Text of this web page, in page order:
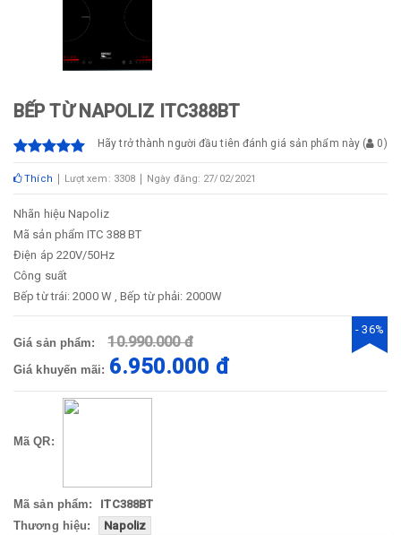
BẾP TỪ NAPOLIZ ITC388BT
Hãy trở thành người đầu tiên đánh giá sản phẩm này ( 0)
Thích Lượt xem: 3308 Ngày đăng: 27/02/2021
Nhãn hiệu Napoliz
Mã sản phẩm ITC 388 BT
Điện áp 220V/50Hz
Công suất
Bếp từ trái: 2000 W , Bếp từ phải: 2000W
Giá sản phẩm: 10.990.000 đ
Giá khuyến mãi: 6.950.000 đ
- 36%
Mã QR:
Mã sản phẩm:
ITC388BT
Thương hiệu:
Napoliz